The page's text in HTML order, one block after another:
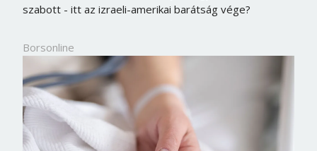
szabott - itt az izraeli-amerikai barátság vége?
Borsonline